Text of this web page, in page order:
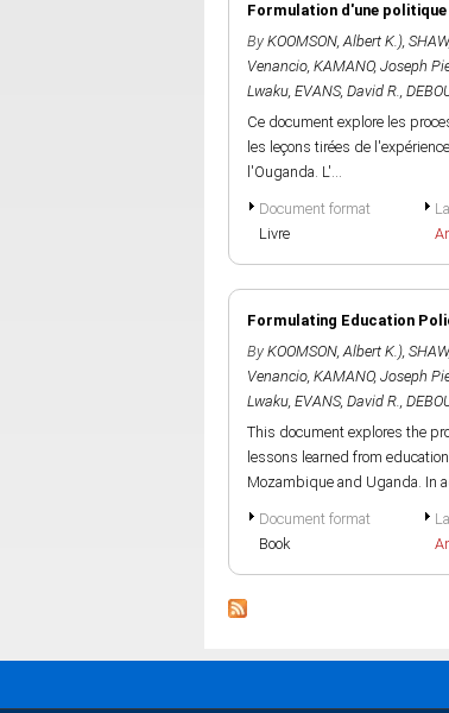
Formulation d'une
By KOOMSON, Albert K.),
Venancio, KAMANO, Joseph
Lwaku, EVANS, David R.,
Ce document explore les
les leçons tirées de
l'Ouganda. L'...
Document format
Livre
Formulating Education
By KOOMSON, Albert K.),
Venancio, KAMANO, Joseph
Lwaku, EVANS, David R.,
This document explores the
lessons learned from
Mozambique and Uganda. In
Document format
Book